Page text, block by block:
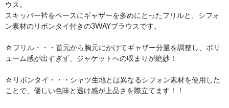
ウス。
スキッパー衿をベースにギャザーを多めにとったフリルと、シフォ
ン素材のリボンタイ付きの3WAYブラウスです。
☆フリル・・・首元から胸元にかけてギャザー分量を調整し、ボリ
ューム感が出すぎず、ジャケットへの収まりが絶妙！
☆リボンタイ・・・シャツ生地とは異なるシフォン素材を使用した
ことで、優しい色味と透け感が上品さを際立てます！！